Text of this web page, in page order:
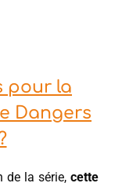
pour la
Dangers
de la série, cette